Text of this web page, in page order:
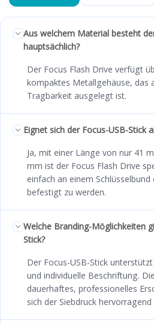
Aus welchem Material besteht
hauptsächlich?
Der Focus Flash Drive verfügt
kompaktes Metallgehäuse, das
Tragbarkeit ausgelegt ist.
Eignet sich der Focus-USB-Stick
Ja, mit einer Länge von nur 41
mm ist der Focus Flash Drive
einfach an einem
befestigt zu werden.
Welche Branding-Möglichkeiten
Stick?
Der Focus-USB-Stick
und individuelle Beschriftung.
dauerhaftes, professionelles
sich der Siebdruck